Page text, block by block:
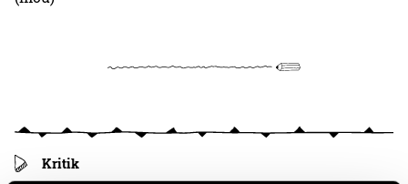
Kritik